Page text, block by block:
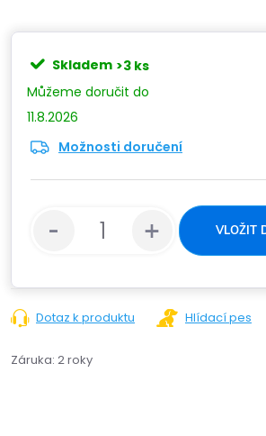
Skladem >3 ks
11.8.2026
Možnosti doručení
VLOŽIT
Dotaz k produktu Hlídací pes
Záruka: 2 roky